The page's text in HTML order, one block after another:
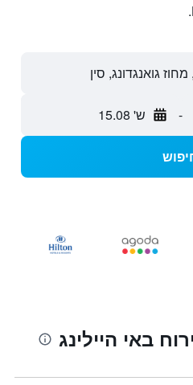
מחוז גואנגדונג, סין
- ש' 15.08
באי היילינג